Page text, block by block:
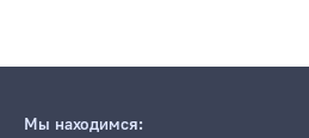
Мы находимся: